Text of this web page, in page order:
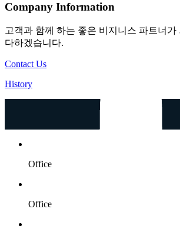
Company Information
고객과 함께 하는 좋은 비지니스 파트너가
다하겠습니다.
Contact Us
History
Office
Office